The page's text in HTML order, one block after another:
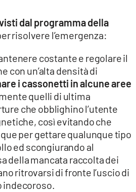
dal programma della
risolvere l’emergenza:
costante e regolare il
con un’alta densità di
i cassonetti in alcune aree
quelli di ultima
che obblighino l’utente
così evitando che
per gettare qualunque tipo
ed scongiurando al
della mancata raccolta dei
ritrovarsi di fronte l’uscio di
indecoroso.